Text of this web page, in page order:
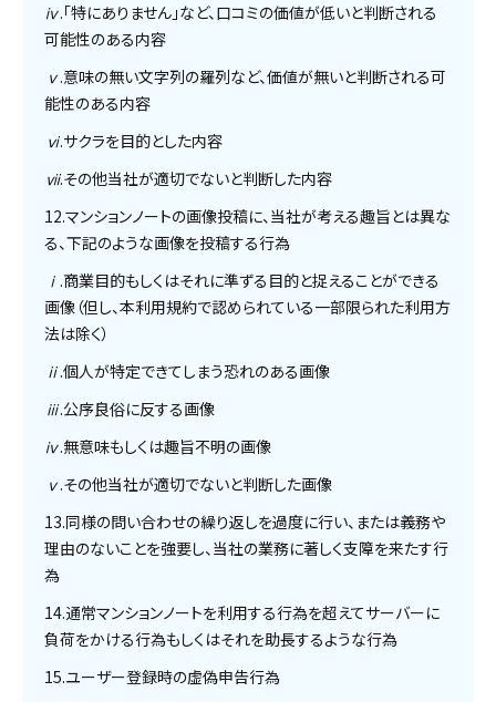
ⅳ.「特にありません」など、口コミの価値が低いと判断される
可能性のある内容
ⅴ.意味の無い文字列の羅列など、価値が無いと判断される可
能性のある内容
ⅵ.サクラを目的とした内容
ⅶ.その他当社が適切でないと判断した内容
12.マンションノートの画像投稿に、当社が考える趣旨とは異な
る、下記のような画像を投稿する行為
ⅰ.商業目的もしくはそれに準ずる目的と捉えることができる
画像（但し、本利用規約で認められている一部限られた利用方
法は除く）
ⅱ.個人が特定できてしまう恐れのある画像
ⅲ.公序良俗に反する画像
ⅳ.無意味もしくは趣旨不明の画像
ⅴ.その他当社が適切でないと判断した画像
13.同様の問い合わせの繰り返しを過度に行い、または義務や
理由のないことを強要し、当社の業務に著しく支障を来たす行
為
14.通常マンションノートを利用する行為を超えてサーバーに
負荷をかける行為もしくはそれを助長するような行為
15.ユーザー登録時の虚偽申告行為